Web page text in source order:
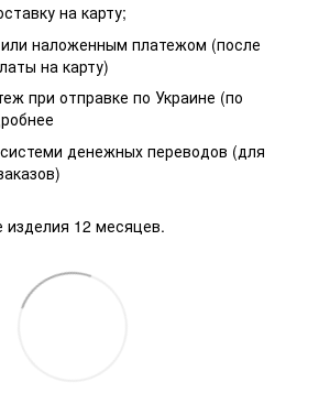
на карту;
наложенным платежом (после
на карту)
при отправке по Украине (по
денежных переводов (для
изделия 12 месяцев.